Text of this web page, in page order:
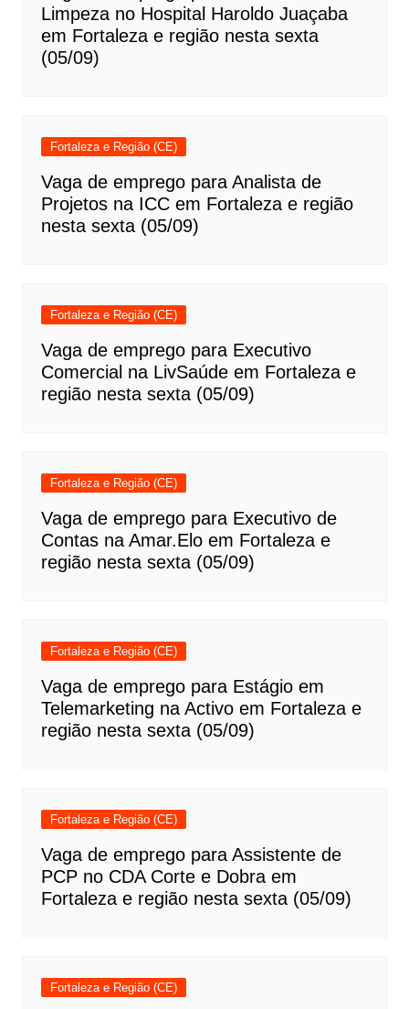
Limpeza no Hospital Haroldo Juaçaba
em Fortaleza e região nesta sexta
(05/09)
Fortaleza e Região (CE)
Vaga de emprego para Analista de
Projetos na ICC em Fortaleza e região
nesta sexta (05/09)
Fortaleza e Região (CE)
Vaga de emprego para Executivo
Comercial na LivSaúde em Fortaleza e
região nesta sexta (05/09)
Fortaleza e Região (CE)
Vaga de emprego para Executivo de
Contas na Amar.Elo em Fortaleza e
região nesta sexta (05/09)
Fortaleza e Região (CE)
Vaga de emprego para Estágio em
Telemarketing na Activo em Fortaleza e
região nesta sexta (05/09)
Fortaleza e Região (CE)
Vaga de emprego para Assistente de
PCP no CDA Corte e Dobra em
Fortaleza e região nesta sexta (05/09)
Fortaleza e Região (CE)